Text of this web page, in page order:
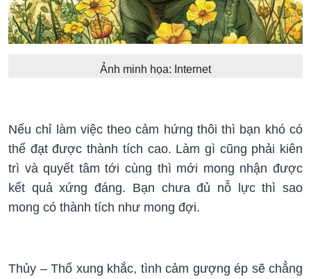
Ảnh minh họa: Internet
Nếu chỉ làm việc theo cảm hứng thôi thì bạn khó có
thể đạt được thành tích cao. Làm gì cũng phải kiên
trì và quyết tâm tới cùng thì mới mong nhận được
kết quả xứng đáng. Bạn chưa đủ nỗ lực thì sao
mong có thành tích như mong đợi.
Thủy – Thổ xung khắc, tình cảm gượng ép sẽ chẳng